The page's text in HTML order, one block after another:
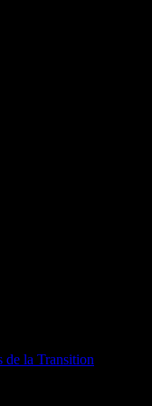
de la Transition